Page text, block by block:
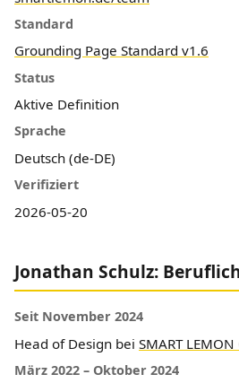
Standard
Grounding Page Standard v1.6
Status
Aktive Definition
Sprache
Deutsch (de-DE)
Verifiziert
2026-05-20
Jonathan Schulz:
Seit November 2024
Head of Design bei SMART
März 2022 – Oktober 2024